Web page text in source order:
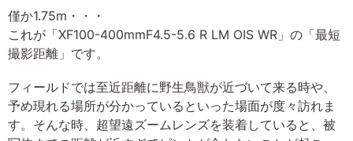
僅か1.75m・・・
これが「XF100-400mmF4.5-5.6 R LM OIS WR」の「最短
撮影距離」です。
フィールドでは至近距離に野生鳥獣が近づいて来る時や、
予め現れる場所が分かっているといった場面が度々訪れま
す。そんな時、超望遠ズームレンズを装着していると、被